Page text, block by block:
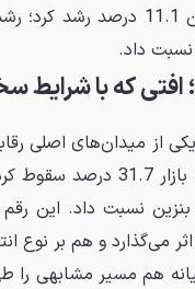
مانند
نسبت داد.
که با شرایط
از میدان‌های اصلی
در این بازار
نسبت داد. این
می‌گذارد و هم بر نوع